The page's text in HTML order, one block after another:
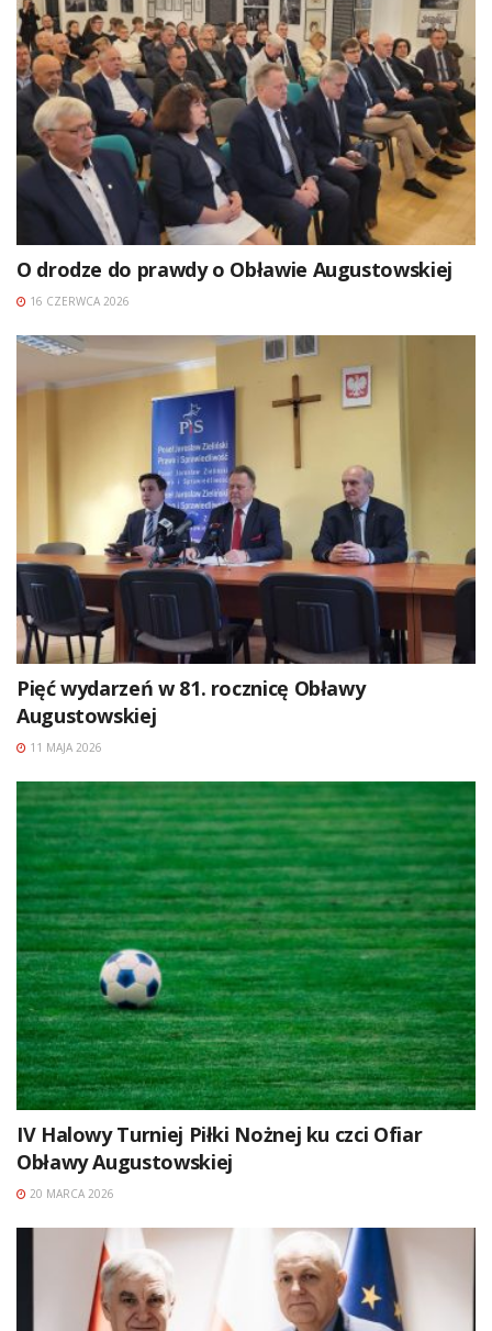
O drodze do prawdy o Obławie Augustowskiej
16 CZERWCA 2026
Pięć wydarzeń w 81. rocznicę Obławy
Augustowskiej
11 MAJA 2026
IV Halowy Turniej Piłki Nożnej ku czci Ofiar
Obławy Augustowskiej
20 MARCA 2026